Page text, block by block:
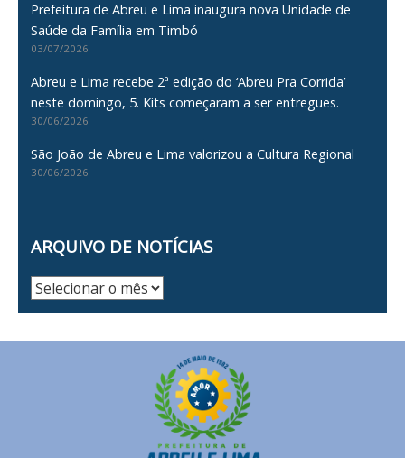
Prefeitura de Abreu e Lima inaugura nova Unidade de
Saúde da Família em Timbó
03/07/2026
Abreu e Lima recebe 2ª edição do ‘Abreu Pra Corrida’
neste domingo, 5. Kits começaram a ser entregues.
30/06/2026
São João de Abreu e Lima valorizou a Cultura Regional
30/06/2026
ARQUIVO DE NOTÍCIAS
Arquivo